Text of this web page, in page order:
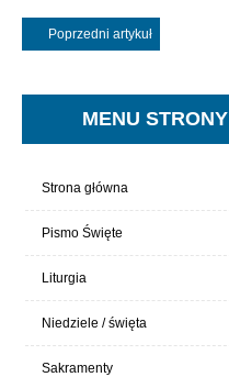
Poprzedni artykuł
MENU STRONY
Strona główna
Pismo Święte
Liturgia
Niedziele / święta
Sakramenty